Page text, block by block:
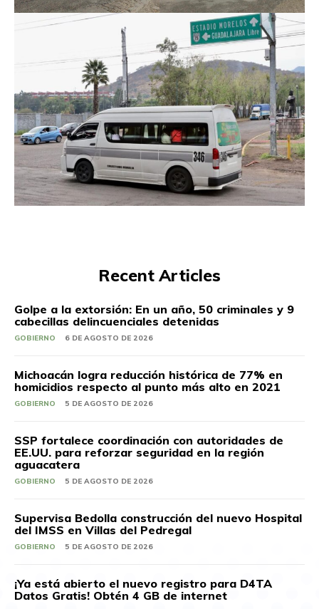
Recent Articles
Golpe a la extorsión: En un año, 50 criminales y 9
cabecillas delincuenciales detenidas
GOBIERNO 6 DE AGOSTO DE 2026
Michoacán logra reducción histórica de 77% en
homicidios respecto al punto más alto en 2021
GOBIERNO 5 DE AGOSTO DE 2026
SSP fortalece coordinación con autoridades de
EE.UU. para reforzar seguridad en la región
aguacatera
GOBIERNO 5 DE AGOSTO DE 2026
Supervisa Bedolla construcción del nuevo Hospital
del IMSS en Villas del Pedregal
GOBIERNO 5 DE AGOSTO DE 2026
¡Ya está abierto el nuevo registro para D4TA
Datos Gratis! Obtén 4 GB de internet